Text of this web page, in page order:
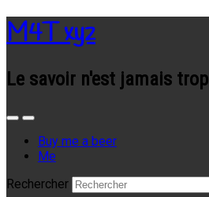
M4T xyz
Le savoir n'est jamais trop
Buy me a beer
Me
Rechercher